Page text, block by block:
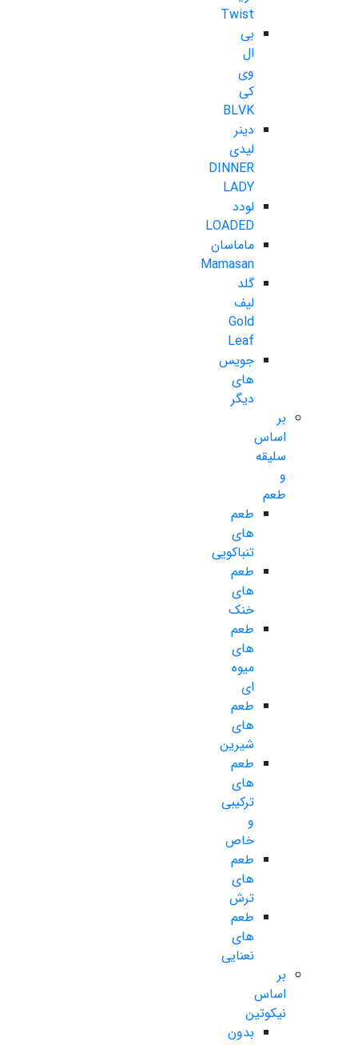
Twist
بی
ال
وی
کی
BLVK
دینر
لیدی
DINNER
LADY
لودد
LOADED
ماماسان
Mamasan
گلد
لیف
Gold
Leaf
جویس
های
دیگر
بر
اساس
سلیقه
و
طعم
طعم
های
تنباکویی
طعم
های
خنک
طعم
های
میوه
ای
طعم
های
شیرین
طعم
های
ترکیبی
و
خاص
طعم
های
ترش
طعم
های
نعنایی
بر
اساس
نیکوتین
بدون